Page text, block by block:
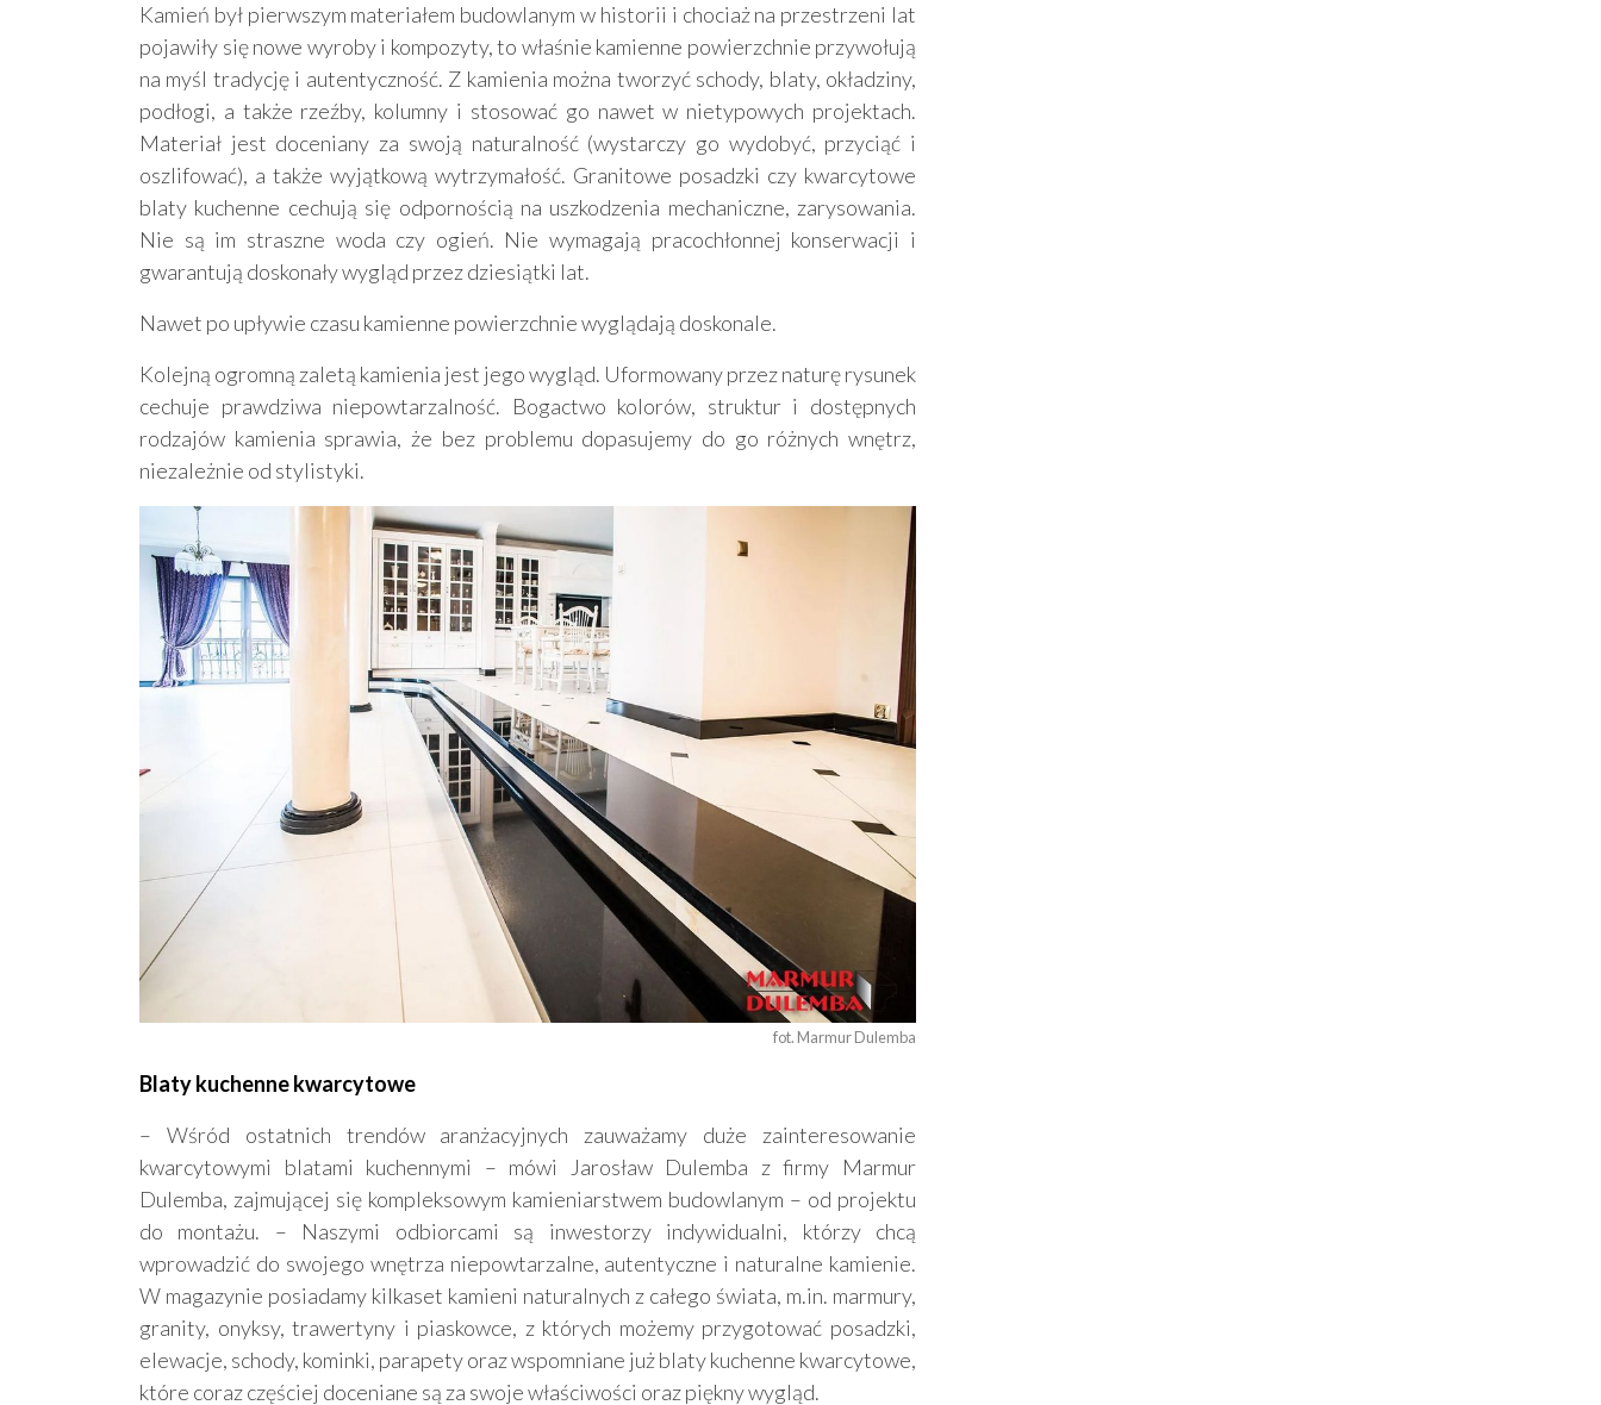
Kamień był pierwszym materiałem budowlanym w historii i chociaż na przestrzeni lat
pojawiły się nowe wyroby i kompozyty, to właśnie kamienne powierzchnie przywołują
na myśl tradycję i autentyczność. Z kamienia można tworzyć schody, blaty, okładziny,
podłogi, a także rzeźby, kolumny i stosować go nawet w nietypowych projektach.
Materiał jest doceniany za swoją naturalność (wystarczy go wydobyć, przyciąć i
oszlifować), a także wyjątkową wytrzymałość. Granitowe posadzki czy kwarcytowe
blaty kuchenne cechują się odpornością na uszkodzenia mechaniczne, zarysowania.
Nie są im straszne woda czy ogień. Nie wymagają pracochłonnej konserwacji i
gwarantują doskonały wygląd przez dziesiątki lat.
Nawet po upływie czasu kamienne powierzchnie wyglądają doskonale.
Kolejną ogromną zaletą kamienia jest jego wygląd. Uformowany przez naturę rysunek
cechuje prawdziwa niepowtarzalność. Bogactwo kolorów, struktur i dostępnych
rodzajów kamienia sprawia, że bez problemu dopasujemy do go różnych wnętrz,
niezależnie od stylistyki.
fot. Marmur Dulemba
Blaty kuchenne kwarcytowe
– Wśród ostatnich trendów aranżacyjnych zauważamy duże zainteresowanie
kwarcytowymi blatami kuchennymi – mówi Jarosław Dulemba z firmy Marmur
Dulemba, zajmującej się kompleksowym kamieniarstwem budowlanym – od projektu
do montażu. – Naszymi odbiorcami są inwestorzy indywidualni, którzy chcą
wprowadzić do swojego wnętrza niepowtarzalne, autentyczne i naturalne kamienie.
W magazynie posiadamy kilkaset kamieni naturalnych z całego świata, m.in. marmury,
granity, onyksy, trawertyny i piaskowce, z których możemy przygotować posadzki,
elewacje, schody, kominki, parapety oraz wspomniane już blaty kuchenne kwarcytowe,
które coraz częściej doceniane są za swoje właściwości oraz piękny wygląd.